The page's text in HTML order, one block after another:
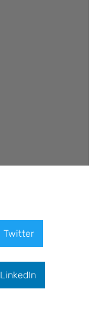
Twitter
LinkedIn